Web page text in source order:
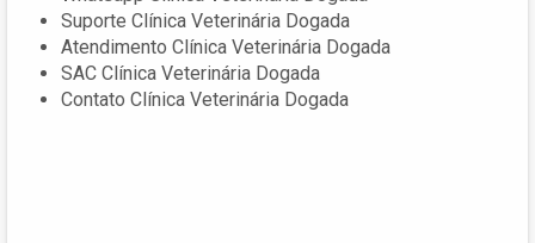
Suporte Clínica Veterinária Dogada
Atendimento Clínica Veterinária Dogada
SAC Clínica Veterinária Dogada
Contato Clínica Veterinária Dogada